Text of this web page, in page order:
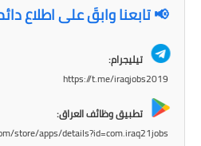
📢 تابعنا وابقَ على اطلاع
تيليجرام:
https://t.me/iraqjobs2019
تطبيق وظائف العراق:
store/apps/details?id=com.iraq21jobs